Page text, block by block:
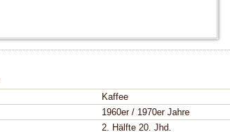
Kaffee
1960er / 1970er Jahre
2. Hälfte 20. Jhd.